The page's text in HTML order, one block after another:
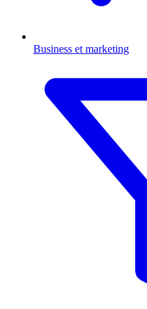
Business et marketing